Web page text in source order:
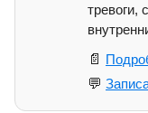
тревоги,
📄
💬